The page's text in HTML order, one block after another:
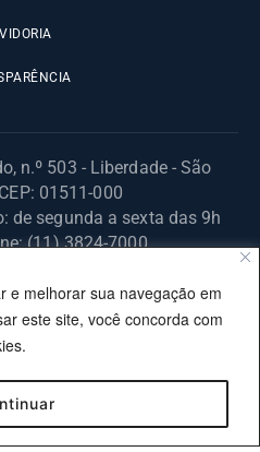
e melhorar sua navegação em
este site, você concorda com
n.º 503 - Liberdade - São
01511-000
de segunda a sexta das 9h
(11) 3824-7000
– Todos os direitos reservados. |
pela PRODESP.